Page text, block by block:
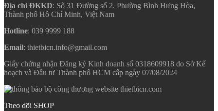
Địa chỉ ĐKKD: Số 31 Đường số 2, Phường Bình Hưng Hòa,
Thành phố Hồ Chí Minh, Việt Nam
Hotline: 039 9999 188
Email: thietbicn.info@gmail.com
Giấy chứng nhận Đăng ký Kinh doanh số 0318609918 do Sở Kế
hoạch và Đầu tư Thành phố HCM cấp ngày 07/08/2024
Theo dõi SHOP